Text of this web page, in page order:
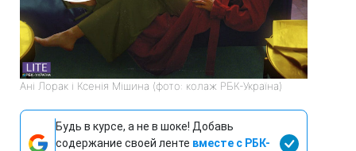
Ані Лорак і Ксенія Мішина (фото: колаж РБК-Україна)
Будь в курсе, а не в шоке! Добавь
содержание своей ленте вместе с РБК-